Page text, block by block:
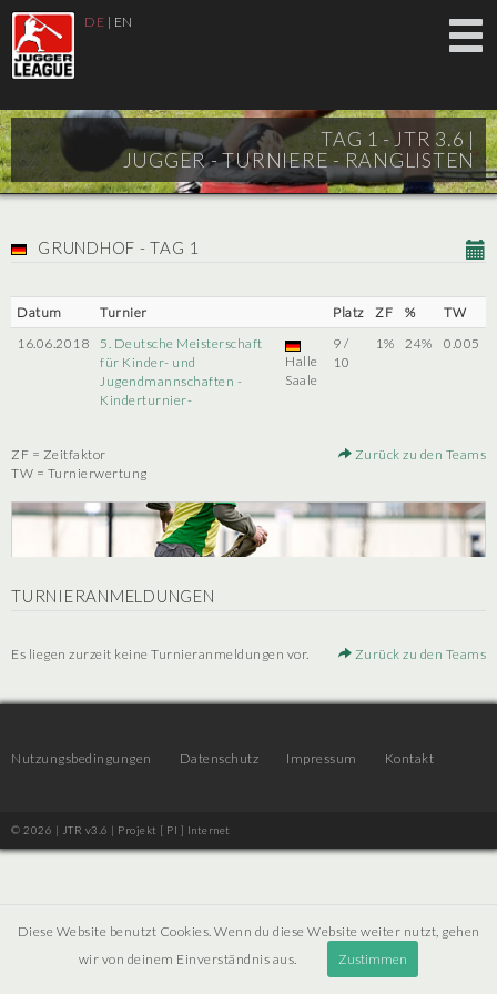
DE | EN
TAG 1 - JTR 3.6 |
JUGGER - TURNIERE - RANGLISTEN
GRUNDHOF - TAG 1
Datum Turnier Platz ZF %
TW
16.06.2018
5. Deutsche Meisterschaft
für Kinder- und
Jugendmannschaften -
Kinderturnier-
Halle
Saale
9 /
10
1% 24% 0.005
ZF = Zeitfaktor
TW = Turnierwertung
Zurück zu den Teams
TURNIERANMELDUNGEN
Es liegen zurzeit keine Turnieranmeldungen vor. Zurück zu den Teams
Nutzungsbedingungen Datenschutz Impressum Kontakt
© 2026 | JTR v3.6 | Projekt [ PI ] Internet
Diese Website benutzt Cookies. Wenn du diese Website weiter nutzt, gehen
wir von deinem Einverständnis aus.
Zustimmen